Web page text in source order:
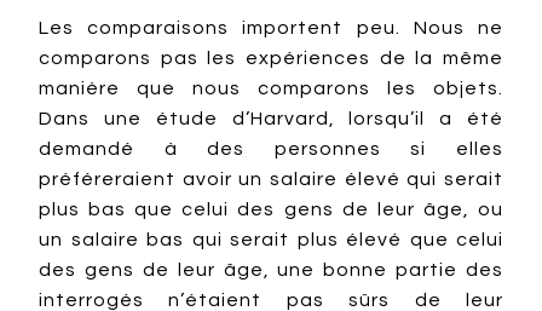
Les comparaisons importent peu. Nous ne
comparons pas les expériences de la même
manière que nous comparons les objets.
Dans une étude d’Harvard, lorsqu’il a été
demandé à des personnes si elles
préféreraient avoir un salaire élevé qui serait
plus bas que celui des gens de leur âge, ou
un salaire bas qui serait plus élevé que celui
des gens de leur âge, une bonne partie des
interrogés n’étaient pas sûrs de leur